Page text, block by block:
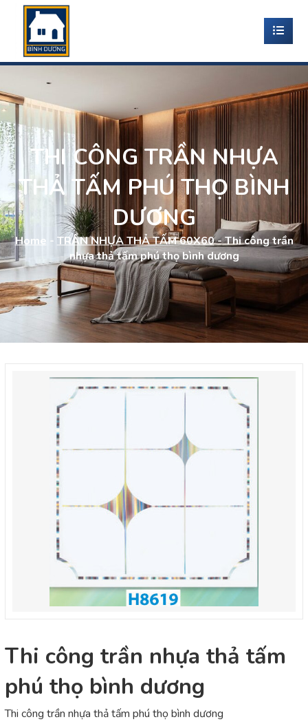
THI CÔNG TRẦN NHỰA
THẢ TẤM PHÚ THỌ BÌNH
DƯƠNG
Home - TRẦN NHỰA THẢ TẤM 60X60-Thi công trần
nhựa thả tấm phú thọ bình dương
Thi công trần nhựa thả tấm
phú thọ bình dương
Thi công trần nhựa thả tấm phú thọ bình dương